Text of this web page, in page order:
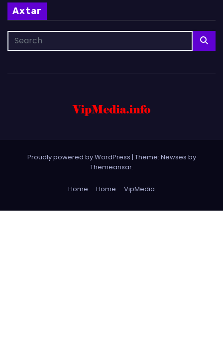
Axtar
Proudly powered by WordPress | Theme: Newses by
Themeansar.
Home Home VipMedia